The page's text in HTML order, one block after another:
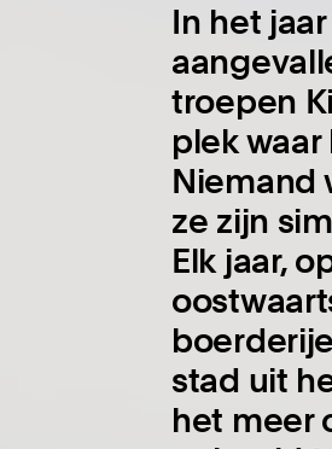
In het
troepen
plek
Niemand
ze zijn
Elk jaar,
stad uit
het meer